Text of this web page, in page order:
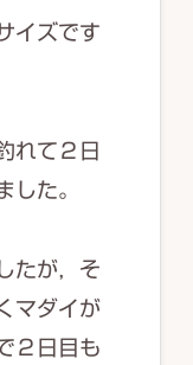
イズです
れて２日
した。
たが，そ
マダイが
２日目も